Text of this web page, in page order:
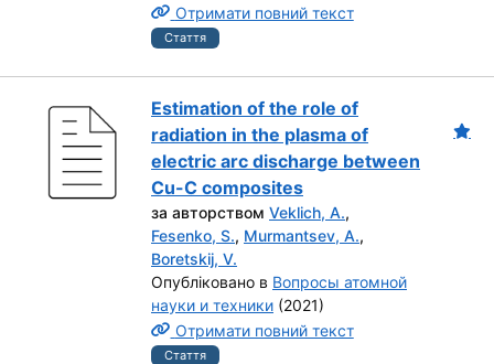
Отримати повний текст
Стаття
Estimation of the role of
radiation in the plasma of
electric arc discharge between
Cu-C composites
за авторством Veklich, A.,
Fesenko, S., Murmantsev, A.,
Boretskij, V.
Опубліковано в Вопросы атомной
науки и техники (2021)
Отримати повний текст
Стаття